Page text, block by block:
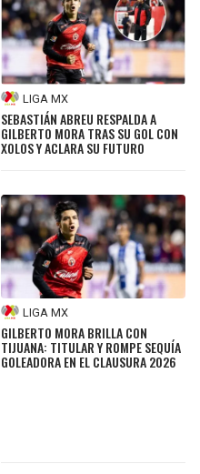
LIGA MX
SEBASTIÁN ABREU RESPALDA A
GILBERTO MORA TRAS SU GOL CON
XOLOS Y ACLARA SU FUTURO
LIGA MX
GILBERTO MORA BRILLA CON
TIJUANA: TITULAR Y ROMPE SEQUÍA
GOLEADORA EN EL CLAUSURA 2026